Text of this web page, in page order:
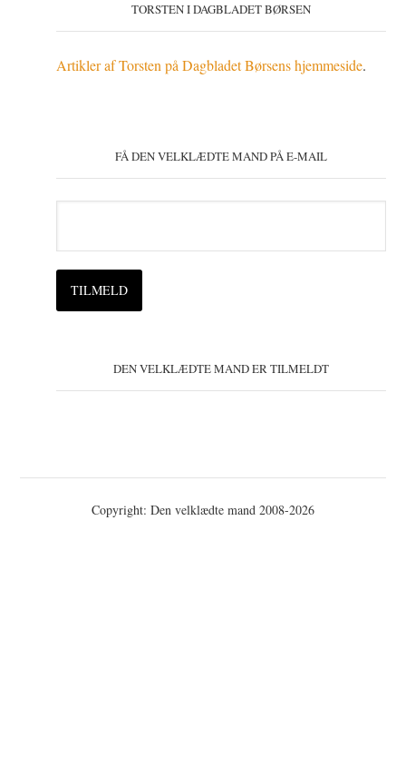
TORSTEN I DAGBLADET BØRSEN
Artikler af Torsten på Dagbladet Børsens hjemmeside.
FÅ DEN VELKLÆDTE MAND PÅ E-MAIL
DEN VELKLÆDTE MAND ER TILMELDT
Copyright: Den velklædte mand 2008-2026